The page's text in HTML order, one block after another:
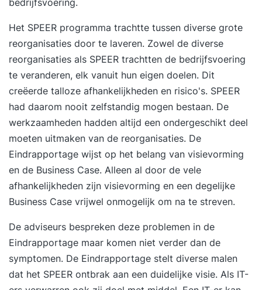
bedrijfsvoering.
Het SPEER programma trachtte tussen diverse grote
reorganisaties door te laveren. Zowel de diverse
reorganisaties als SPEER trachtten de bedrijfsvoering
te veranderen, elk vanuit hun eigen doelen. Dit
creëerde talloze afhankelijkheden en risico's. SPEER
had daarom nooit zelfstandig mogen bestaan. De
werkzaamheden hadden altijd een ondergeschikt deel
moeten uitmaken van de reorganisaties. De
Eindrapportage wijst op het belang van visievorming
en de Business Case. Alleen al door de vele
afhankelijkheden zijn visievorming en een degelijke
Business Case vrijwel onmogelijk om na te streven.
De adviseurs bespreken deze problemen in de
Eindrapportage maar komen niet verder dan de
symptomen. De Eindrapportage stelt diverse malen
dat het SPEER ontbrak aan een duidelijke visie. Als IT-